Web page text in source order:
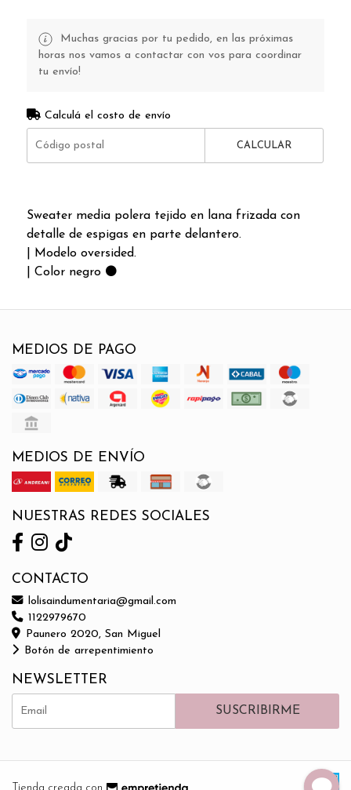
Muchas gracias por tu pedido, en las próximas
horas nos vamos a contactar con vos para coordinar
tu envío!
Calculá el costo de envío
CALCULAR
Sweater media polera tejido en lana frizada con
detalle de espigas en parte delantero.
| Modelo oversided.
| Color negro ⚫️
MEDIOS DE PAGO
MEDIOS DE ENVÍO
NUESTRAS REDES SOCIALES
CONTACTO
lolisaindumentaria@gmail.com
1122979670
Paunero 2020, San Miguel
Botón de arrepentimiento
NEWSLETTER
SUSCRIBIRME